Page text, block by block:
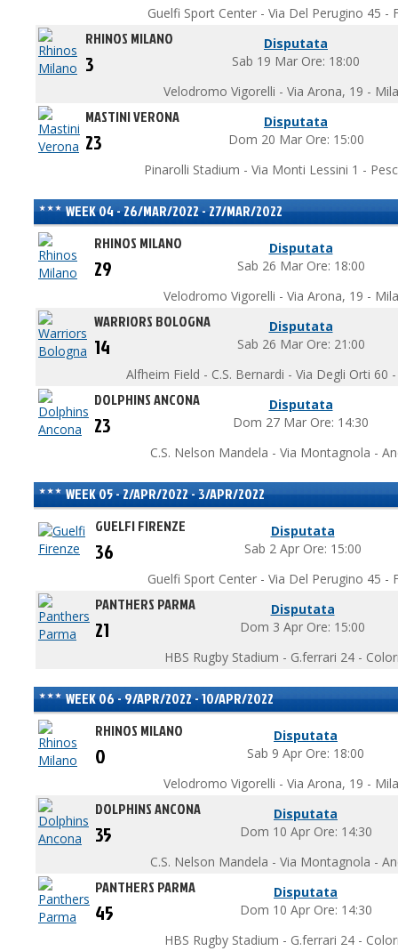
Guelfi Sport Center - Via Del Perugino 45 -
RHINOS MILANO
Disputata
Sab 19 Mar Ore: 18:00
3
Velodromo Vigorelli - Via Arona, 19 -
MASTINI VERONA
Disputata
Dom 20 Mar Ore: 15:00
23
Pinarolli Stadium - Via Monti Lessini 1 -
WEEK 04 - 26/MAR/2022 - 27/MAR/2022
RHINOS MILANO
Disputata
Sab 26 Mar Ore: 18:00
29
Velodromo Vigorelli - Via Arona, 19 -
WARRIORS BOLOGNA
Disputata
Sab 26 Mar Ore: 21:00
14
Alfheim Field - C.S. Bernardi - Via Degli Orti 60
DOLPHINS ANCONA
Disputata
Dom 27 Mar Ore: 14:30
23
C.S. Nelson Mandela - Via Montagnola -
WEEK 05 - 2/APR/2022 - 3/APR/2022
GUELFI FIRENZE
Disputata
Sab 2 Apr Ore: 15:00
36
Guelfi Sport Center - Via Del Perugino 45 -
PANTHERS PARMA
Disputata
Dom 3 Apr Ore: 15:00
21
HBS Rugby Stadium - G.ferrari 24 -
WEEK 06 - 9/APR/2022 - 10/APR/2022
RHINOS MILANO
Disputata
Sab 9 Apr Ore: 18:00
0
Velodromo Vigorelli - Via Arona, 19 -
DOLPHINS ANCONA
Disputata
Dom 10 Apr Ore: 14:30
35
C.S. Nelson Mandela - Via Montagnola -
PANTHERS PARMA
Disputata
Dom 10 Apr Ore: 14:30
45
HBS Rugby Stadium - G.ferrari 24 -